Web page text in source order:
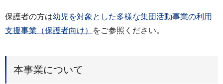
保護者の方は幼児を対象とした多様な集団活動事業の利用
支援事業（保護者向け）
をご参照ください。
本事業について